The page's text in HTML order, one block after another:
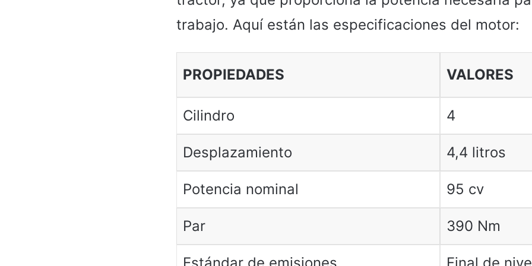
trabajo. Aquí están las especificaciones del motor:
PROPIEDADES VALORES
Cilindro 4
Desplazamiento 4,4 litros
Potencia nominal 95 cv
Par 390 Nm